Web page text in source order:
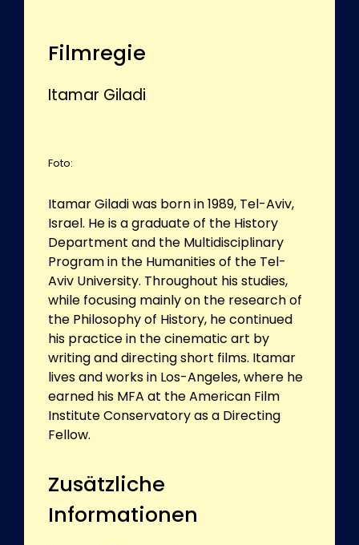
Filmregie
Itamar Giladi
Foto:
Itamar Giladi was born in 1989, Tel-Aviv,
Israel. He is a graduate of the History
Department and the Multidisciplinary
Program in the Humanities of the Tel-
Aviv University. Throughout his studies,
while focusing mainly on the research of
the Philosophy of History, he continued
his practice in the cinematic art by
writing and directing short films. Itamar
lives and works in Los-Angeles, where he
earned his MFA at the American Film
Institute Conservatory as a Directing
Fellow.
Zusätzliche
Informationen